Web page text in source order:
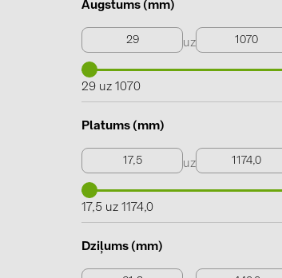
Augstums (mm)
uz
29 uz 1070
Platums (mm)
uz
17,5 uz 1174,0
Dziļums (mm)